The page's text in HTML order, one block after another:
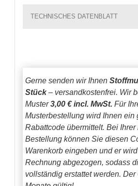
TECHNISCHES DATENBLATT
Gerne senden wir Ihnen
Stück– versandkostenfrei. Wir
Muster3,00 € incl. MwSt. Für
Musterbestellung wird Ihnen ein
Rabattcode übermittelt. Bei Ihrer
Bestellung können Sie diesen
Warenkorb eingeben und er
Rechnung abgezogen, sodass
vollständig erstattet werden. Der